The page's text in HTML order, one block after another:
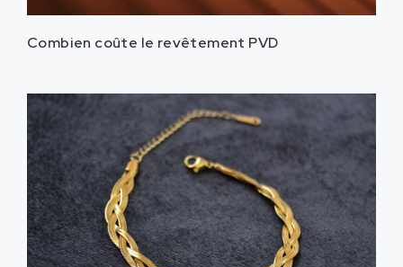
Combien coûte le revêtement PVD